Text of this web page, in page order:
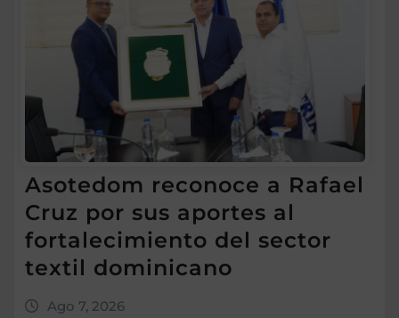
Asotedom reconoce a Rafael
Cruz por sus aportes al
fortalecimiento del sector
textil dominicano
Ago 7, 2026